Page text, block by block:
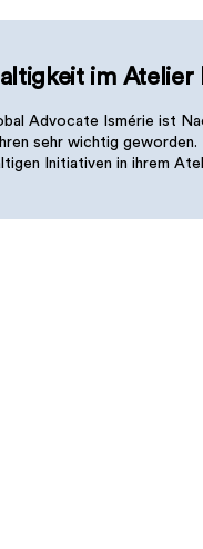
im Atelier
Advocate Ismérie ist
sehr wichtig geworden.
Initiativen in ihrem